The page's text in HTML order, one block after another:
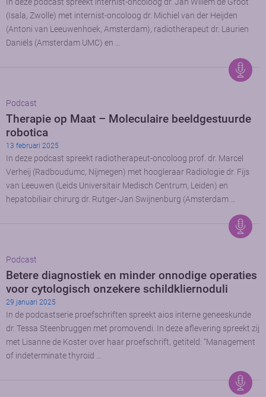
In deze podcast spreekt internist-oncoloog dr. Jan Willem de Groot
(Isala, Zwolle) met internist-oncoloog dr. Michiel van der Heijden
(Antoni van Leeuwenhoek, Amsterdam), radiotherapeut dr. Laurien
Daniëls (Amsterdam UMC) en …
Podcast
Therapie op Maat – Moleculaire beeldgestuurde
robotica
13 februari 2025
In deze podcast spreekt radiotherapeut-oncoloog prof. dr. Marcel
Verheij (Radboudumc, Nijmegen) met hoogleraar Radiologie dr. Fijs
van Leeuwen (Leids Universitair Medisch Centrum, Leiden) en
hepatobiliair chirurg dr. Rutger-Jan Swijnenburg (Amsterdam …
Podcast
Betere diagnostiek en minder onnodige operaties
voor cytologisch onzekere schildkliernoduli
29 januari 2025
In de podcastserie proefschriften spreekt aios interne geneeskunde
dr. Tessa Steenbruggen met promovendi. In deze aflevering spreekt zij
met Lisanne de Koster over haar proefschrift, getiteld: “Management
of indeterminate thyroid …